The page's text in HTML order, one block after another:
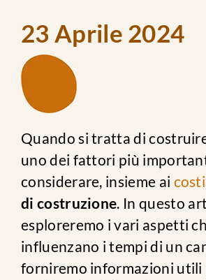
contatti
23 Aprile 2024
Quando si tratta di
uno dei fattori più
considerare, insieme ai costi
di costruzione. In questo
esploreremo i vari aspetti
influenzano i tempi di un
forniremo informazioni utili